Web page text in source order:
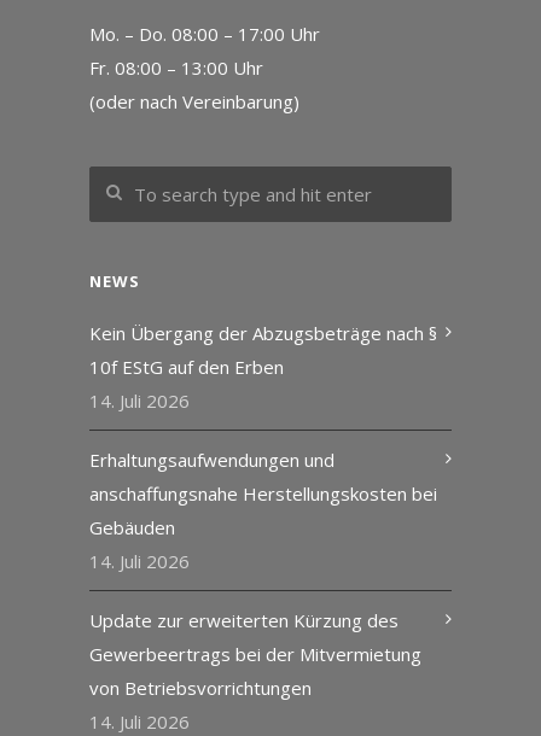
Mo. – Do. 08:00 – 17:00 Uhr
Fr. 08:00 – 13:00 Uhr
(oder nach Vereinbarung)
NEWS
Kein Übergang der Abzugsbeträge nach §
10f EStG auf den Erben
14. Juli 2026
Erhaltungsaufwendungen und
anschaffungsnahe Herstellungskosten bei
Gebäuden
14. Juli 2026
Update zur erweiterten Kürzung des
Gewerbeertrags bei der Mitvermietung
von Betriebsvorrichtungen
14. Juli 2026